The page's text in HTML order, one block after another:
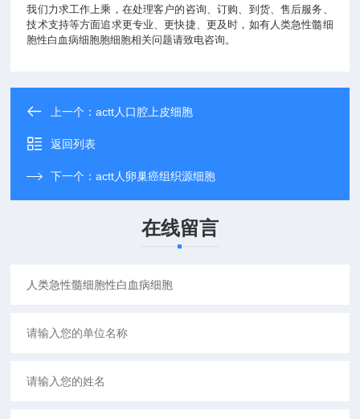
我们力求工作上乘，在处理客户的咨询、订购、到货、售后服务、
技术支持等方面追求更专业、更快捷、更及时，如有人类急性髓细
胞性白血病细胞胞细胞相关问题请致电咨询。
上一个：actt人口腔上皮细胞
返回列表
下一个：actt人卵巢癌组织源细胞
在线留言